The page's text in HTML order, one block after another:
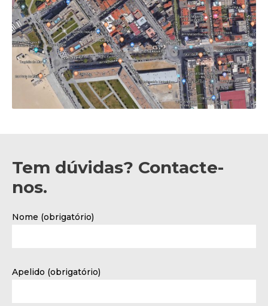
Tem dúvidas? Contacte-
nos.
Nome (obrigatório)
Apelido (obrigatório)